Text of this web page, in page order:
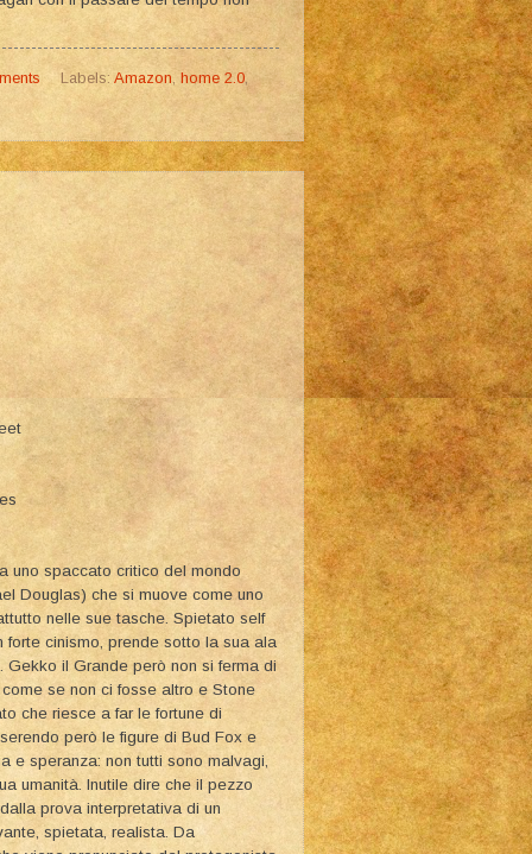
Labels: Amazon, home 2.0,
uno spaccato critico del mondo
Douglas) che si muove come uno
nelle sue tasche. Spietato self
forte cinismo, prende sotto la sua ala
il Grande però non si ferma di
se non ci fosse altro e Stone
che riesce a far le fortune di
però le figure di Bud Fox e
e speranza: non tutti sono malvagi,
umanità. Inutile dire che il pezzo
prova interpretativa di un
spietata, realista. Da